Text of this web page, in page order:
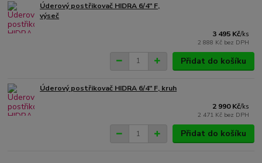
Úderový postřikovač HIDRA 6/4" F,
výseč
3 495 Kč/ks
2 888 Kč bez DPH
Přidat do košíku
Úderový postřikovač HIDRA 6/4" F, kruh
2 990 Kč/ks
2 471 Kč bez DPH
Přidat do košíku